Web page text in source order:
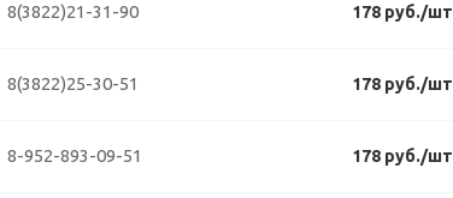
8(3822)21-31-90 178 руб./шт
8(3822)25-30-51 178 руб./шт
8-952-893-09-51 178 руб./шт